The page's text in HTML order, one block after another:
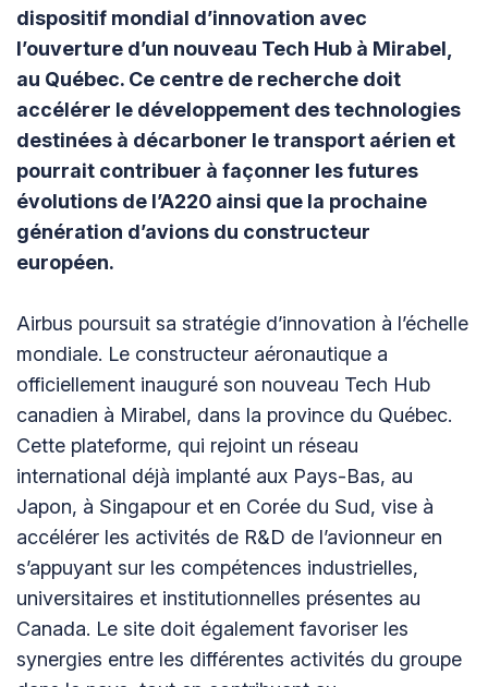
dispositif mondial d’innovation avec
l’ouverture d’un nouveau Tech Hub à Mirabel,
au Québec. Ce centre de recherche doit
accélérer le développement des technologies
destinées à décarboner le transport aérien et
pourrait contribuer à façonner les futures
évolutions de l’A220 ainsi que la prochaine
génération d’avions du constructeur
européen.
Airbus poursuit sa stratégie d’innovation à l’échelle
mondiale. Le constructeur aéronautique a
officiellement inauguré son nouveau Tech Hub
canadien à Mirabel, dans la province du Québec.
Cette plateforme, qui rejoint un réseau
international déjà implanté aux Pays-Bas, au
Japon, à Singapour et en Corée du Sud, vise à
accélérer les activités de R&D de l’avionneur en
s’appuyant sur les compétences industrielles,
universitaires et institutionnelles présentes au
Canada. Le site doit également favoriser les
synergies entre les différentes activités du groupe